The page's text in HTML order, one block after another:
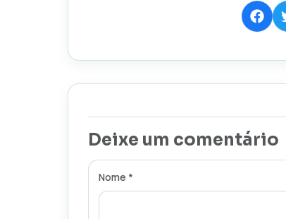
Deixe um comentário
Nome *